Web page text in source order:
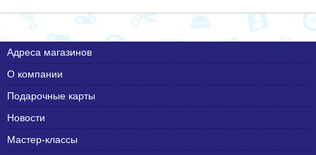
Адреса магазинов
О компании
Подарочные карты
Новости
Мастер-классы